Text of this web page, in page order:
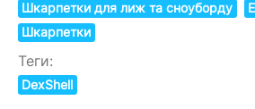
Шкарпетки для лиж та сноуборду
Шкарпетки
Теги:
DexShell